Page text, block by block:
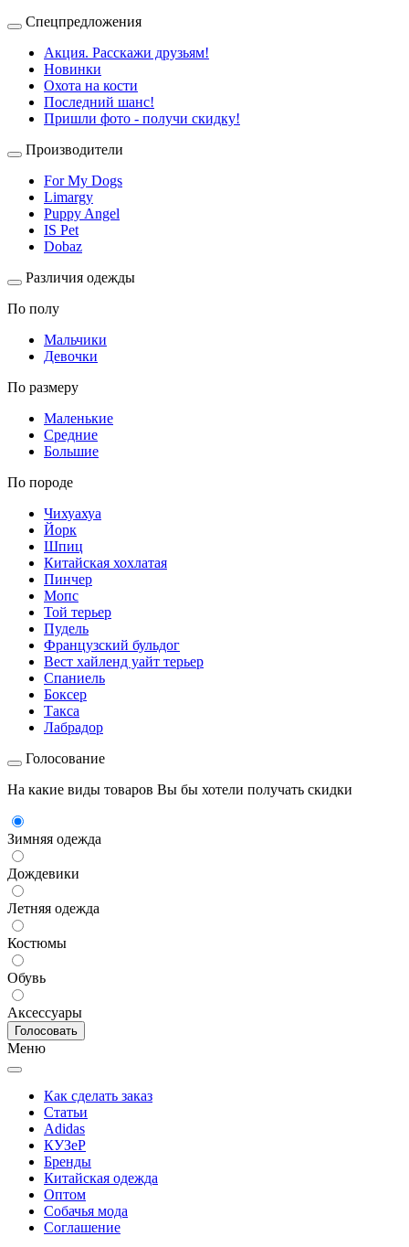
Спецпредложения
Акция. Расскажи друзьям!
Новинки
Охота на кости
Последний шанс!
Пришли фото - получи скидку!
Производители
For My Dogs
Limargy
Puppy Angel
IS Pet
Dobaz
Различия одежды
По полу
Мальчики
Девочки
По размеру
Маленькие
Средние
Большие
По породе
Чихуахуа
Йорк
Шпиц
Китайская хохлатая
Пинчер
Мопс
Той терьер
Пудель
Французский бульдог
Вест хайленд уайт терьер
Спаниель
Боксер
Такса
Лабрадор
Голосование
На какие виды товаров Вы бы хотели получать скидки
Зимняя одежда
Дождевики
Летняя одежда
Костюмы
Обувь
Аксессуары
Меню
Как сделать заказ
Статьи
Adidas
КУЗеР
Бренды
Китайская одежда
Оптом
Собачья мода
Соглашение